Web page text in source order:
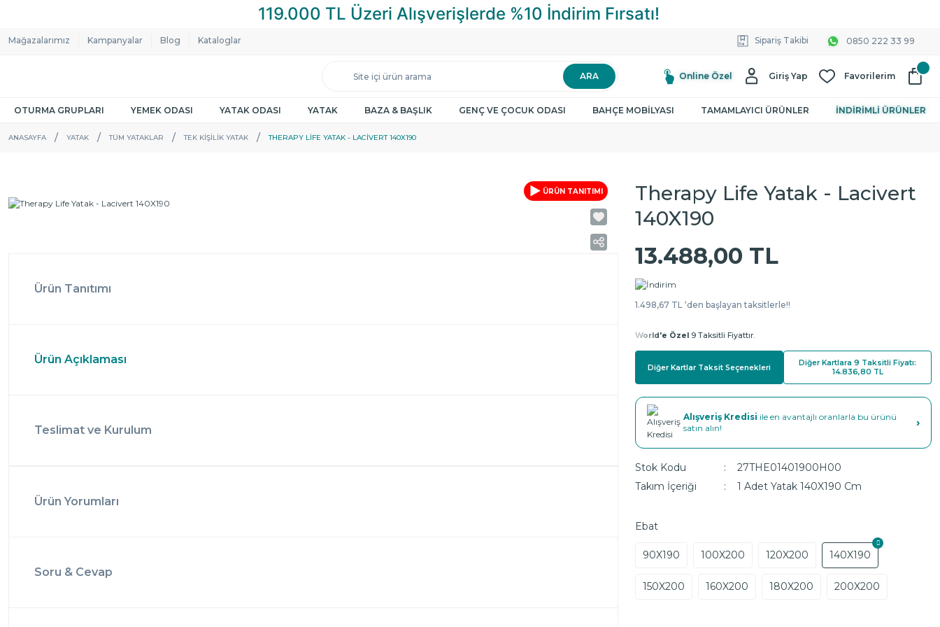
Mağazalarımız Kampanyalar Blog Kataloglar Sipariş Takibi 0850 222 33 99
ARA Online Özel Giriş Yap Favorilerim
OTURMA GRUPLARI YEMEK ODASI YATAK ODASI YATAK BAZA & BAŞLIK GENÇ VE ÇOCUK ODASI BAHÇE MOBİLYASI TAMAMLAYICI ÜRÜNLER İNDİRİMLİ ÜRÜNLER
ANASAYFA YATAK TÜM YATAKLAR TEK KIŞILIK YATAK THERAPY LIFE YATAK - LACIVERT 140X190
ÜRÜN TANITIMI
Ürün Tanıtımı
Ürün Açıklaması
Teslimat ve Kurulum
Ürün Yorumları
Soru & Cevap
Therapy Life Yatak - Lacivert
140X190
13.488,00 TL
1.498,67 TL ‘den başlayan taksitlerle!!
World'e Özel 9 Taksitli Fiyattır.
Diğer Kartlar Taksit Seçenekleri
Diğer Kartlara 9 Taksitli Fiyatı:
14.836,80 TL
Alışveriş Kredisi ile en avantajlı oranlarla bu ürünü
satın alın!
›
Stok Kodu
27THE01401900H00
Takım İçeriği
1 Adet Yatak 140X190 Cm
Ebat
90X190 100X200 120X200 140X190
150X200 160X200 180X200 200X200